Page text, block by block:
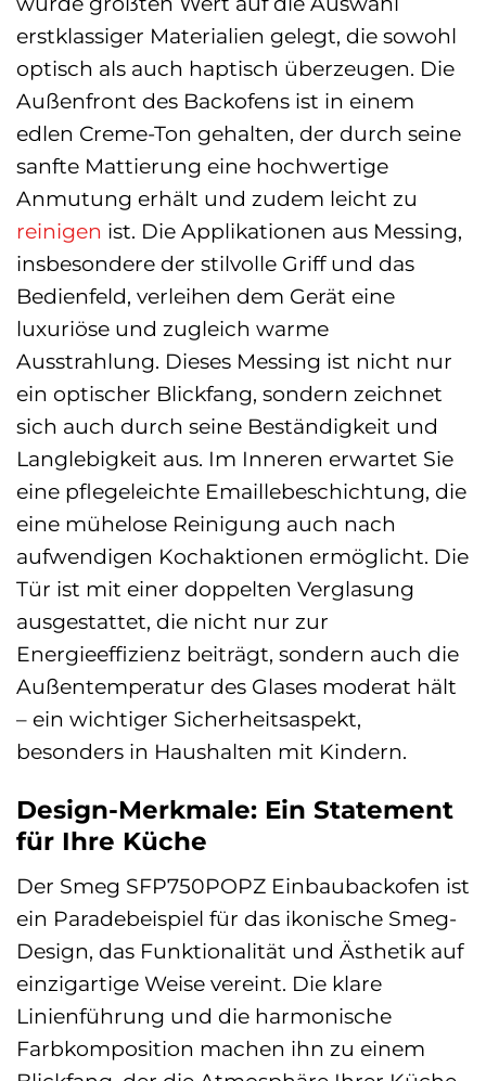
erstklassiger Materialien gelegt, die sowohl
optisch als auch haptisch überzeugen. Die
Außenfront des Backofens ist in einem
edlen Creme-Ton gehalten, der durch seine
sanfte Mattierung eine hochwertige
Anmutung erhält und zudem leicht zu
reinigen ist. Die Applikationen aus Messing,
insbesondere der stilvolle Griff und das
Bedienfeld, verleihen dem Gerät eine
luxuriöse und zugleich warme
Ausstrahlung. Dieses Messing ist nicht nur
ein optischer Blickfang, sondern zeichnet
sich auch durch seine Beständigkeit und
Langlebigkeit aus. Im Inneren erwartet Sie
eine pflegeleichte Emaillebeschichtung, die
eine mühelose Reinigung auch nach
aufwendigen Kochaktionen ermöglicht. Die
Tür ist mit einer doppelten Verglasung
ausgestattet, die nicht nur zur
Energieeffizienz beiträgt, sondern auch die
Außentemperatur des Glases moderat hält
– ein wichtiger Sicherheitsaspekt,
besonders in Haushalten mit Kindern.
Design-Merkmale: Ein Statement
für Ihre Küche
Der Smeg SFP750POPZ Einbaubackofen ist
ein Paradebeispiel für das ikonische Smeg-
Design, das Funktionalität und Ästhetik auf
einzigartige Weise vereint. Die klare
Linienführung und die harmonische
Farbkomposition machen ihn zu einem